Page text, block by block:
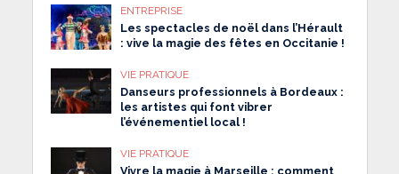
ENTREPRISE
Les spectacles de noël dans l’Hérault
: vive la magie des fêtes en Occitanie !
VIE PRATIQUE
Danseurs professionnels à Bordeaux :
les artistes qui font vibrer
l’événementiel local !
VIE PRATIQUE
Vivre la magie à Marseille : comment